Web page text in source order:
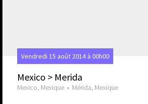
Vendredi 15 août 2014 à 00h00
Mexico > Merida
Mexico, Mexique › Mérida, Mexique